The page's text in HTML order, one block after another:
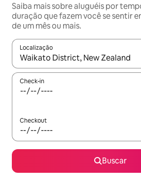
Saiba mais sobre aluguéis por
duração que fazem você se sentir
de um mês ou mais.
Localização
Quando os resultados estiverem
Check-in
Checkout
Buscar